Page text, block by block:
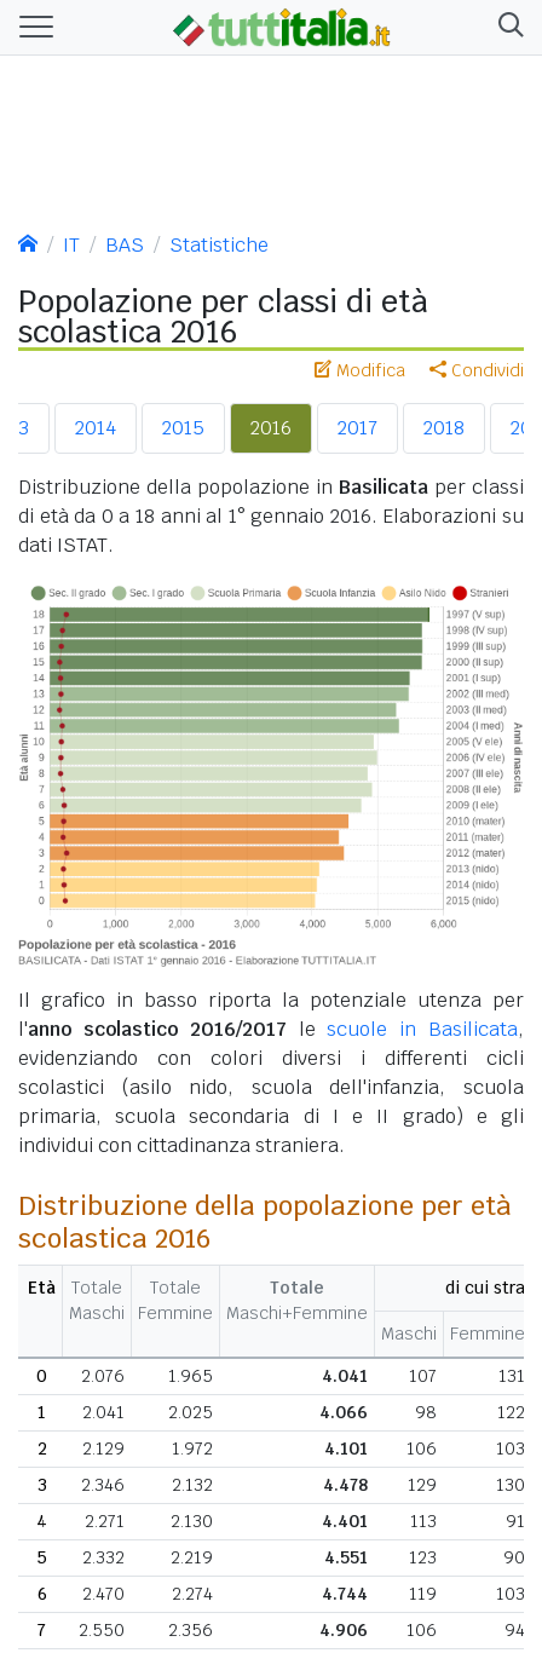
IT BAS Statistiche
Popolazione per classi di età
scolastica 2016
Modifica Condividi
2014 2015 2016 2017 2018
Distribuzione della popolazione in Basilicata per classi
di età da 0 a 18 anni al 1° gennaio 2016. Elaborazioni su
dati ISTAT.
Il grafico in basso riporta la potenziale utenza per
l'anno scolastico 2016/2017 lescuole in Basilicata,
evidenziando con colori diversi i differenti cicli
scolastici (asilo nido, scuola dell'infanzia, scuola
primaria, scuola secondaria di I e II grado) e gli
individui con cittadinanza straniera.
Distribuzione della popolazione per età
scolastica 2016
Età
Totale
Maschi
Totale
Femmine
Totale
Maschi+Femmine
di cui
Maschi Femmine
0
2.076 1.965 4.041 107 131
1
2.041 2.025 4.066 98 122
2
2.129 1.972 4.101 106 103
3
2.346 2.132 4.478 129 130
4
2.271 2.130 4.401 113 91
5
2.332 2.219 4.551 123
90
6
2.470 2.274 4.744 119
103
7
2.550 2.356 4.906 106 94